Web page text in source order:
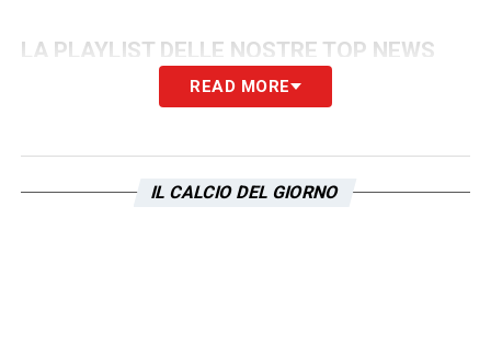
LA PLAYLIST DELLE NOSTRE TOP NEWS
READ MORE
IL CALCIO DEL GIORNO